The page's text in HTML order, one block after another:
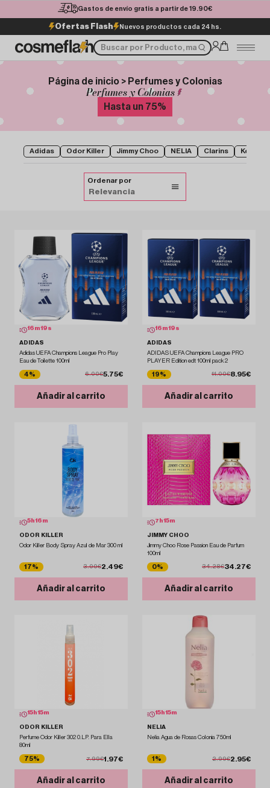
Gastos de envío gratis a partir de 19.90€
Ofertas Flash Nuevos productos cada 24 hs.
Página de inicio > Perfumes y Colonias
Perfumes y Colonias
Hasta un 75%
Adidas Odor Killer Jimmy Choo NELIA Clarins Kenzo
Ordenar por
16 m18 s
ADIDAS
Adidas UEFA Champions League Pro Play
Eau de Toilette 100ml
4% 6.00€5.75€
Añadir al carrito
16 m18 s
ADIDAS
ADIDAS UEFA Champions League PRO
PLAYER Edition edt 100ml pack 2
19% 11.00€8.95€
Añadir al carrito
5 h16 m
ODOR KILLER
Odor Killer Body Spray Azul de Mar 300 ml
17% 3.00€2.49€
Añadir al carrito
7 h15m
JIMMY CHOO
Jimmy Choo Rose Passion Eau de Parfum
100ml
0% 34.28€34.27€
Añadir al carrito
15 h15m
ODOR KILLER
Perfume Odor Killer 302 0.LP. Para Ella
80ml
75% 7.99€1.97€
Añadir al carrito
15 h15m
NELIA
Nelia Agua de Rosas Colonia 750ml
1% 2.99€2.95€
Añadir al carrito